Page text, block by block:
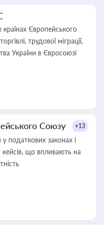
країнах Європейського
України в Євросоюзі
Союзу +13
податкових законах і
кейсів, що впливають на